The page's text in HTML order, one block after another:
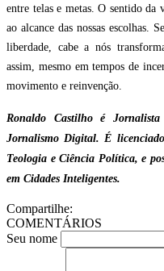
entre telas e metas. O sentido da
ao alcance das nossas escolhas.
liberdade, cabe a nós
assim, mesmo em tempos de
movimento e reinvenção.
Ronaldo Castilho é
Jornalismo Digital. É
Teologia e Ciência Política, e
em Cidades Inteligentes.
Compartilhe:
COMENTÁRIOS
Seu nome